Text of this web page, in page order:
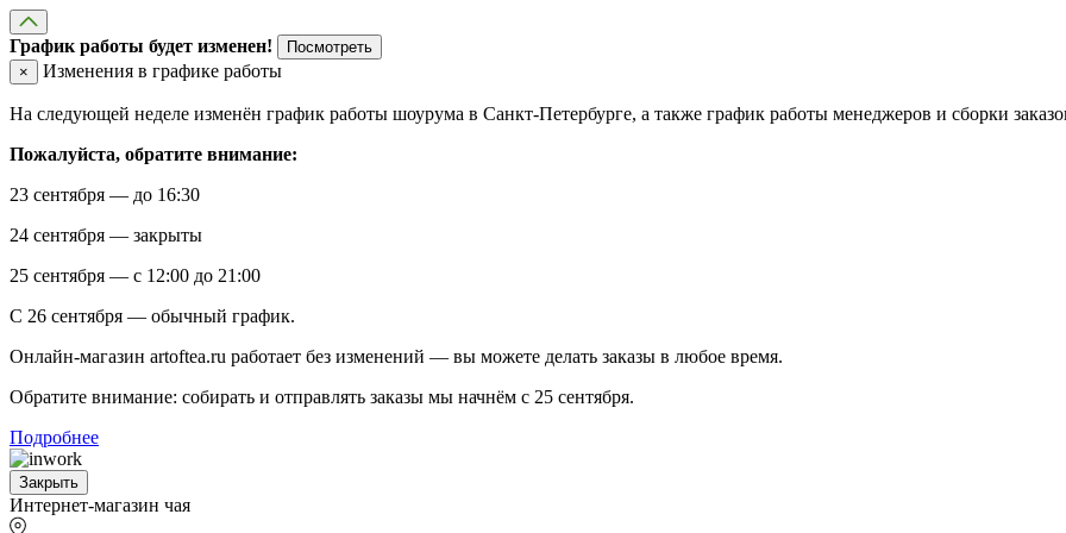
График работы будет изменен!
Посмотреть
×
Изменения в графике работы
На следующей неделе изменён график работы шоурума в Санкт-Петербурге, а также график работы менеджеров и сборки
Пожалуйста, обратите внимание:
23 сентября — до 16:30
24 сентября — закрыты
25 сентября — с 12:00 до 21:00
С 26 сентября — обычный график.
Онлайн-магазин artoftea.ru работает без изменений — вы можете делать заказы в любое время.
Обратите внимание: собирать и отправлять заказы мы начнём с 25 сентября.
Подробнее
Закрыть
Интернет-магазин чая